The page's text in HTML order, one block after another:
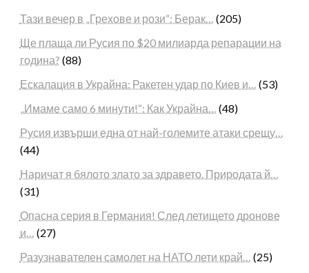
Тази вечер в „Грехове и рози“: Берак… (205)
Ще плаща ли Русия по $20 милиарда репарации на
година? (88)
Ескалация в Украйна: Ракетен удар по Киев и… (53)
„Имаме само 6 минути!“: Как Украйна… (48)
Русия извърши една от най-големите атаки срещу…
(44)
Наричат я бялото злато за здравето. Природата й…
(31)
Опасна серия в Германия! След летището дронове
и… (27)
Разузнавателен самолет на НАТО лети край… (25)